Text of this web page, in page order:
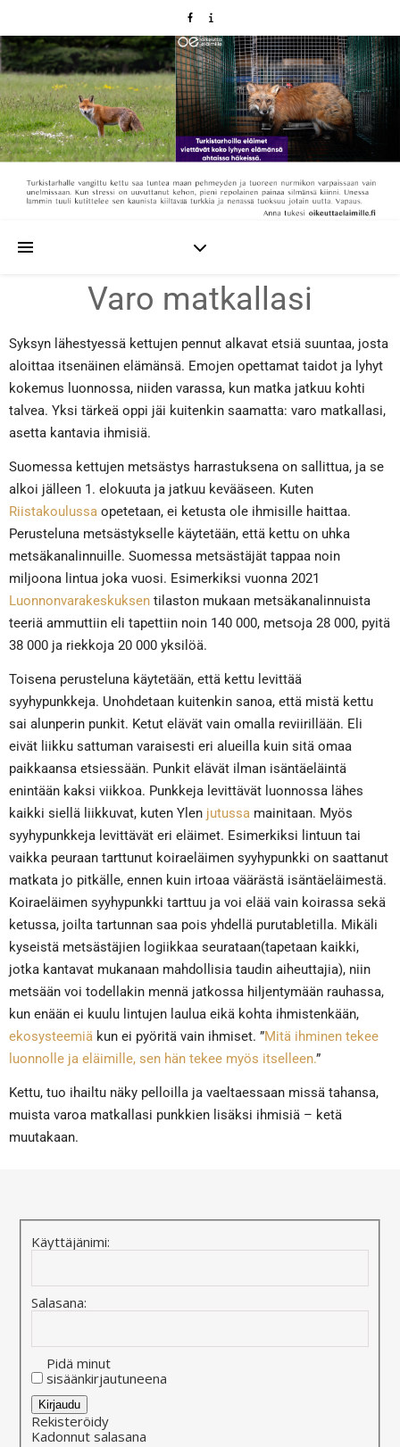
Varo matkallasi
Syksyn lähestyessä kettujen pennut alkavat etsiä suuntaa, josta
aloittaa itsenäinen elämänsä. Emojen opettamat taidot ja lyhyt
kokemus luonnossa, niiden varassa, kun matka jatkuu kohti
talvea. Yksi tärkeä oppi jäi kuitenkin saamatta: varo matkallasi,
asetta kantavia ihmisiä.
Suomessa kettujen metsästys harrastuksena on sallittua, ja se
alkoi jälleen 1. elokuuta ja jatkuu kevääseen. Kuten
Riistakoulussa opetetaan, ei ketusta ole ihmisille haittaa.
Perusteluna metsästykselle käytetään, että kettu on uhka
metsäkanalinnuille. Suomessa metsästäjät tappaa noin
miljoona lintua joka vuosi. Esimerkiksi vuonna 2021
Luonnonvarakeskuksen tilaston mukaan metsäkanalinnuista
teeriä ammuttiin eli tapettiin noin 140 000, metsoja 28 000, pyitä
38 000 ja riekkoja 20 000 yksilöä.
Toisena perusteluna käytetään, että kettu levittää
syyhypunkkeja. Unohdetaan kuitenkin sanoa, että mistä kettu
sai alunperin punkit. Ketut elävät vain omalla reviirillään. Eli
eivät liikku sattuman varaisesti eri alueilla kuin sitä omaa
paikkaansa etsiessään. Punkit elävät ilman isäntäeläintä
enintään kaksi viikkoa. Punkkeja levittävät luonnossa lähes
kaikki siellä liikkuvat, kuten Ylen jutussa mainitaan. Myös
syyhypunkkeja levittävät eri eläimet. Esimerkiksi lintuun tai
vaikka peuraan tarttunut koiraeläimen syyhypunkki on saattanut
matkata jo pitkälle, ennen kuin irtoaa väärästä isäntäeläimestä.
Koiraeläimen syyhypunkki tarttuu ja voi elää vain koirassa sekä
ketussa, joilta tartunnan saa pois yhdellä purutabletilla. Mikäli
kyseistä metsästäjien logiikkaa seurataan(tapetaan kaikki,
jotka kantavat mukanaan mahdollisia taudin aiheuttajia), niin
metsään voi todellakin mennä jatkossa hiljentymään rauhassa,
kun enään ei kuulu lintujen laulua eikä kohta ihmistenkään,
ekosysteemiä kun ei pyöritä vain ihmiset. ”Mitä ihminen tekee
luonnolle ja eläimille, sen hän tekee myös itselleen.”
Kettu, tuo ihailtu näky pelloilla ja vaeltaessaan missä tahansa,
muista varoa matkallasi punkkien lisäksi ihmisiä – ketä
muutakaan.
Käyttäjänimi:
Salasana:
Pidä minut
sisäänkirjautuneena
Alternative:
Kirjaudu
Rekisteröidy
Kadonnut salasana